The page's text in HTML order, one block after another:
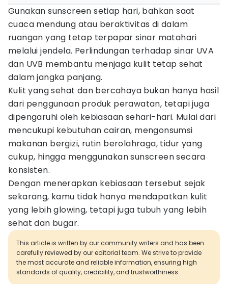
Gunakan sunscreen setiap hari, bahkan saat
cuaca mendung atau beraktivitas di dalam
ruangan yang tetap terpapar sinar matahari
melalui jendela. Perlindungan terhadap sinar UVA
dan UVB membantu menjaga kulit tetap sehat
dalam jangka panjang.
Kulit yang sehat dan bercahaya bukan hanya hasil
dari penggunaan produk perawatan, tetapi juga
dipengaruhi oleh kebiasaan sehari-hari. Mulai dari
mencukupi kebutuhan cairan, mengonsumsi
makanan bergizi, rutin berolahraga, tidur yang
cukup, hingga menggunakan sunscreen secara
konsisten.
Dengan menerapkan kebiasaan tersebut sejak
sekarang, kamu tidak hanya mendapatkan kulit
yang lebih glowing, tetapi juga tubuh yang lebih
sehat dan bugar.
This article is written by our community writers and has been
carefully reviewed by our editorial team. We strive to provide
the most accurate and reliable information, ensuring high
standards of quality, credibility, and trustworthiness.